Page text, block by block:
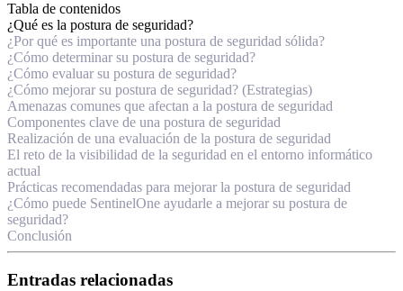
Tabla de contenidos
¿Qué es la postura de seguridad?
¿Por qué es importante una postura de seguridad sólida?
¿Cómo determinar su postura de seguridad?
¿Cómo evaluar su postura de seguridad?
¿Cómo mejorar su postura de seguridad? (Estrategias)
Amenazas comunes que afectan a la postura de seguridad
Componentes clave de una postura de seguridad
Realización de una evaluación de la postura de seguridad
El reto de la visibilidad de la seguridad en el entorno informático
actual
Prácticas recomendadas para mejorar la postura de seguridad
¿Cómo puede SentinelOne ayudarle a mejorar su postura de
seguridad?
Conclusión
Entradas relacionadas